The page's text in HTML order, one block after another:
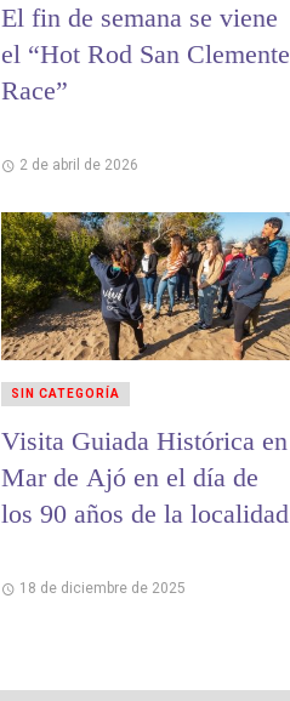
El fin de semana se viene
el “Hot Rod San Clemente
Race”
2 de abril de 2026
Visita Guiada Histórica en
Mar de Ajó en el día de
los 90 años de la localidad
18 de diciembre de 2025
SIN CATEGORÍA